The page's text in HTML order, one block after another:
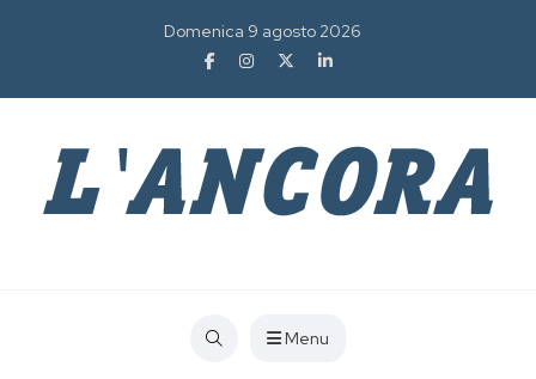
Domenica 9 agosto 2026
Menu